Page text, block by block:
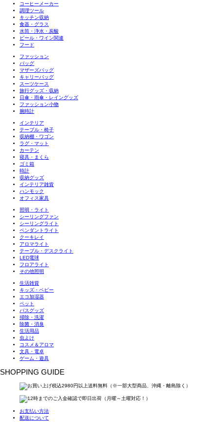
コーヒーメーカー
調理ツール
キッチン収納
食器・グラス
水筒・浄水・炭酸
ビール・ワイン関連
フード
ファッション
バッグ
マザーズバッグ
キャリーバッグ
スーツケース
旅行グッズ・収納
日傘・雨傘・レイングッズ
ファッション小物
腕時計
インテリア
テーブル・椅子
収納棚・ワゴン
ラグ・マット
カーテン
寝具・まくら
ゴミ箱
時計
収納グッズ
インテリア雑貨
ハンモック
オフィス家具
照明・ライト
シーリングファン
シーリングライト
ペンダントライト
クーキレイ
アロマライト
テーブル・デスクライト
LED電球
フロアライト
その他照明
生活雑貨
キッズ・ベビー
エコ加湿器
ペット
バスグッズ
掃除・洗濯
除菌・消臭
生活用品
虫よけ
コスメ＆アロマ
文具・電卓
ゲーム・遊具
SHOPPING GUIDE
お支払い方法
配送について